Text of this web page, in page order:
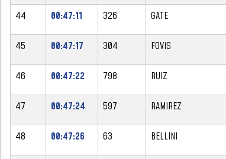
44 00:47:11 326 GATE
45 00:47:17 304 FOVIS
46 00:47:22 798 RUIZ
47 00:47:24 597 RAMIREZ
48 00:47:26 63 BELLINI